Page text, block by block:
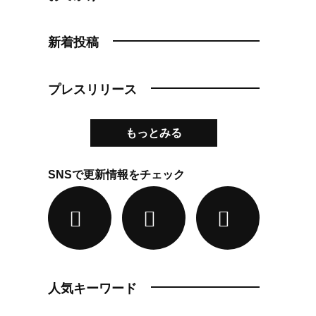
新着投稿
プレスリリース
もっとみる
SNSで更新情報をチェック
人気キーワード